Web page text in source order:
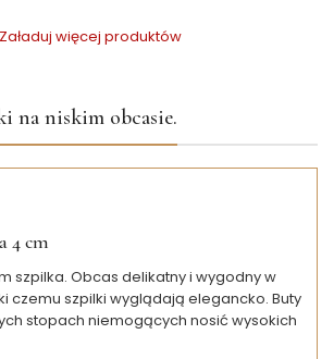
Załaduj więcej produktów
na niskim obcasie.
4 cm
szpilka. Obcas delikatny i wygodny w
czemu szpilki wyglądają elegancko. Buty
stopach niemogących nosić wysokich